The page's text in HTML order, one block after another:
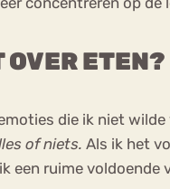
OVER ETEN?
die ik niet
of niets. Als ik het
een ruime